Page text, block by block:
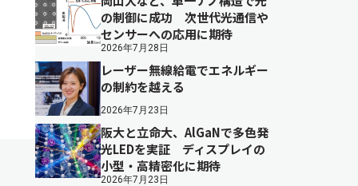
の制御に成功 次世代光通信や
センサーへの応用に期待
2026年7月28日
レーザー無線給電でエネルギー
の制約を越える
2026年7月23日
阪大と立命大、AlGaNで多色発
光LEDを実証 ディスプレイの
小型・高精密化に期待
2026年7月23日